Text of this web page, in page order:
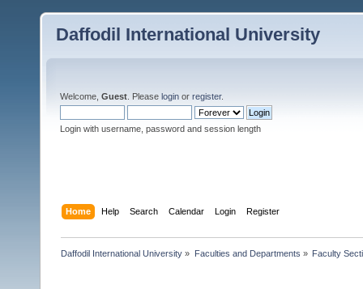
Daffodil International University
Welcome, Guest . Please login or register.
Login with username, password and session length
Home Help Search Calendar Login Register
Daffodil International University » Faculties and Departments » Faculty